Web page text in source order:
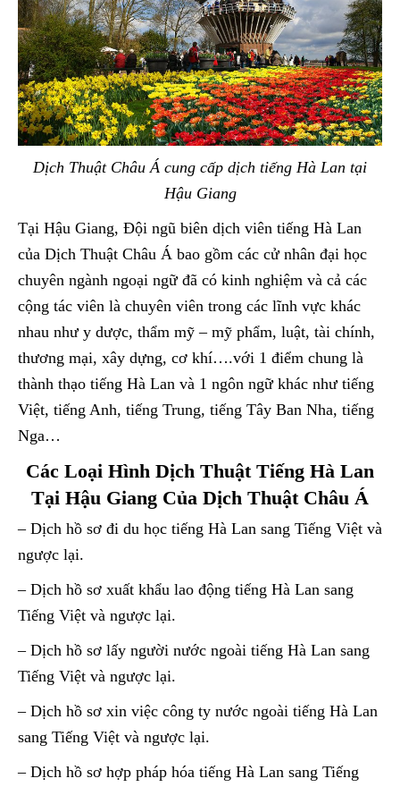
Dịch Thuật Châu Á cung cấp dịch tiếng Hà Lan tại
Hậu Giang
Tại Hậu Giang, Đội ngũ biên dịch viên tiếng Hà Lan
của Dịch Thuật Châu Á bao gồm các cử nhân đại học
chuyên ngành ngoại ngữ đã có kinh nghiệm và cả các
cộng tác viên là chuyên viên trong các lĩnh vực khác
nhau như y dược, thẩm mỹ – mỹ phẩm, luật, tài chính,
thương mại, xây dựng, cơ khí….với 1 điểm chung là
thành thạo tiếng Hà Lan và 1 ngôn ngữ khác như tiếng
Việt, tiếng Anh, tiếng Trung, tiếng Tây Ban Nha, tiếng
Nga…
Các Loại Hình Dịch Thuật Tiếng Hà Lan
Tại Hậu Giang Của Dịch Thuật Châu Á
– Dịch hồ sơ đi du học tiếng Hà Lan sang Tiếng Việt và
ngược lại.
– Dịch hồ sơ xuất khẩu lao động tiếng Hà Lan sang
Tiếng Việt và ngược lại.
– Dịch hồ sơ lấy người nước ngoài tiếng Hà Lan sang
Tiếng Việt và ngược lại.
– Dịch hồ sơ xin việc công ty nước ngoài tiếng Hà Lan
sang Tiếng Việt và ngược lại.
– Dịch hồ sơ hợp pháp hóa tiếng Hà Lan sang Tiếng